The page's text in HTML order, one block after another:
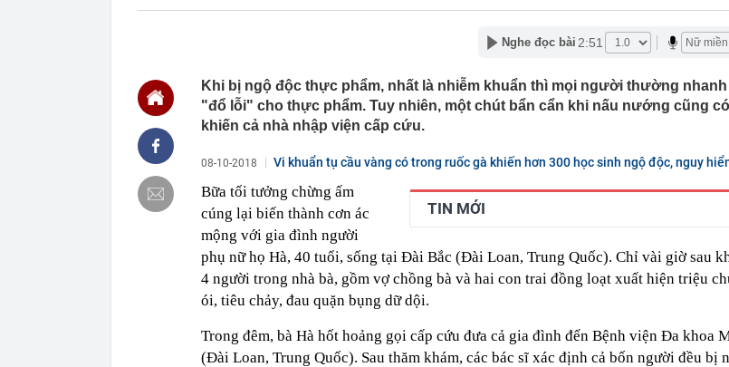
lời khuyên nguy hiểm
Một cổ đông lớn muốn tăng sở hữu tại Digiworld
13:47
Nhu cầu tìm kiếm việc làm tăng vọt, lộ diện 'ngành hot'
13:43
Giá gạo châu Á duy trì ở mức cao
của cả dân tộc, nghe tên đã thấy tự hào
13:36
ĐBQH: Mở rộng hoạt động của ngân hàng cần phòng ngừa tình trạng
'bia kèm lạc'
Vì sao người Hà Lan sống dưới mực nước biển mà vẫn an toàn?
13:19
Vì sao ngày càng nhiều gia đình không còn xây tường rào kín mít? 2
cách làm vừa thoáng vừa riêng tư đang dần trở thành xu hướng mới
Bảo Tín Mạnh Hải: Có 7 giao dịch nhận đặt cọc vàng miếng là do bị
Nghe đọc bài 2:51
Khi bị ngộ độc thực phẩm, nhất là nhiễm khuẩn thì mọi người thường
"đổ lỗi" cho thực phẩm. Tuy nhiên, một chút bẩn cẩn khi nấu nướng cũng
khiến cả nhà nhập viện cấp cứu.
08-10-2018 Vi khuẩn tụ cầu vàng có trong ruốc gà khiến hơn 300 học sinh ngộ độc, nguy
TIN MỚI
Bữa tối tưởng chừng ấm
cúng lại biến thành cơn ác
mộng với gia đình người
phụ nữ họ Hà, 40 tuổi, sống tại Đài Bắc (Đài Loan, Trung Quốc). Chỉ vài giờ sau
4 người trong nhà bà, gồm vợ chồng bà và hai con trai đồng loạt xuất hiện triệu
ói, tiêu chảy, đau quặn bụng dữ dội.
Trong đêm, bà Hà hốt hoảng gọi cấp cứu đưa cả gia đình đến Bệnh viện Đa khoa
(Đài Loan, Trung Quốc). Sau thăm khám, các bác sĩ xác định cả bốn người đều bị